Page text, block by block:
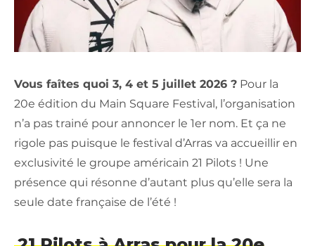
Vous faîtes quoi 3, 4 et 5 juillet 2026 ? Pour la
20e édition du Main Square Festival, l’organisation
n’a pas trainé pour annoncer le 1er nom. Et ça ne
rigole pas puisque le festival d’Arras va accueillir en
exclusivité le groupe américain 21 Pilots ! Une
présence qui résonne d’autant plus qu’elle sera la
seule date française de l’été !